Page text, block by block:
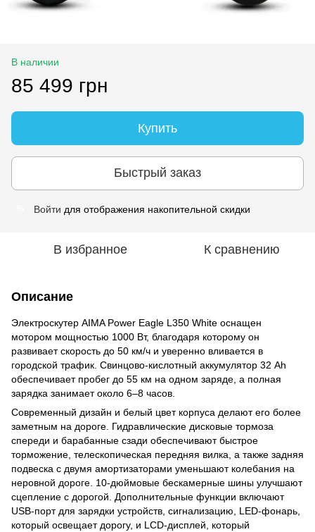
В наличии
85 499 грн
Купить
Быстрый заказ
Войти для отображения накопительной скидки
В избранное К сравнению
Описание
Электроскутер AIMA Power Eagle L350 White оснащен
мотором мощностью 1000 Вт, благодаря которому он
развивает скорость до 50 км/ч и уверенно вливается в
городской трафик. Свинцово-кислотный аккумулятор 32 Ah
обеспечивает пробег до 55 км на одном заряде, а полная
зарядка занимает около 6–8 часов.
Современный дизайн и белый цвет корпуса делают его более
заметным на дороге. Гидравлические дисковые тормоза
спереди и барабанные сзади обеспечивают быстрое
торможение, телескопическая передняя вилка, а также задняя
подвеска с двумя амортизаторами уменьшают колебания на
неровной дороге. 10-дюймовые бескамерные шины улучшают
сцепление с дорогой. Дополнительные функции включают
USB-порт для зарядки устройств, сигнализацию, LED-фонарь,
который освещает дорогу, и LCD-дисплей, который